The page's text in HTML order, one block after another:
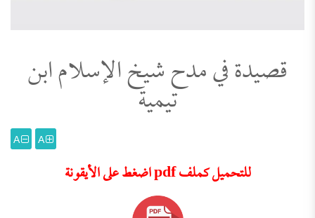
قصيدة في مدح شيخ الإسلام ابن
تيمية
A
A
للتحميل كملف pdf اضغط على الأيقونة